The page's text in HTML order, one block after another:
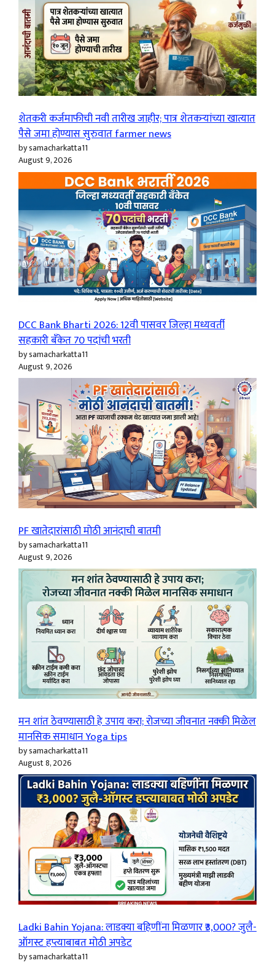
शेतकरी कर्जमाफीची नवी तारीख जाहीर; पात्र शेतकऱ्यांच्या खात्यात
पैसे जमा होण्यास सुरुवात farmer news
by samacharkatta11
August 9, 2026
DCC Bank Bharti 2026: 12वी पासवर जिल्हा मध्यवर्ती
सहकारी बँकेत 70 पदांची भरती
by samacharkatta11
August 9, 2026
PF खातेदारांसाठी मोठी आनंदाची बातमी
by samacharkatta11
August 9, 2026
मन शांत ठेवण्यासाठी हे उपाय करा; रोजच्या जीवनात नक्की मिळेल
मानसिक समाधान Yoga tips
by samacharkatta11
August 8, 2026
Ladki Bahin Yojana: लाडक्या बहिणींना मिळणार ₹3,000? जुलै-
ऑगस्ट हप्त्याबाबत मोठी अपडेट
by samacharkatta11